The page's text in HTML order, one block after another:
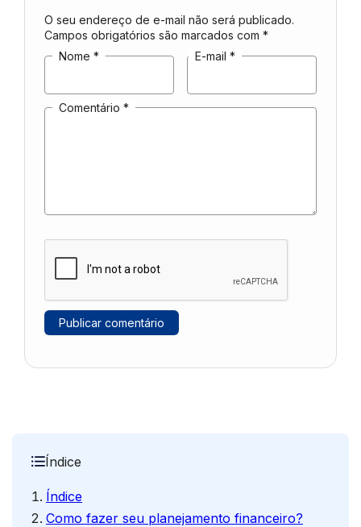
O seu endereço de e-mail não será publicado.
Campos obrigatórios são marcados com *
Nome * E-mail *
Comentário *
Índice
Índice
Como fazer seu planejamento financeiro?